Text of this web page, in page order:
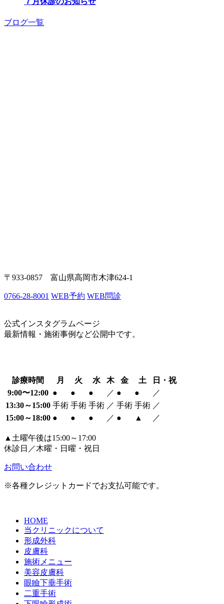
ブログ一覧
〒933-0857 富山県高岡市木津624-1
0766-28-8001 WEB予約 WEB問診
公式インスタグラムページ
最新情報・施術事例など公開中です。
診療時間 月 火 水 木 金 土
日・祝
9:00〜12:00 ● ● ● ／ ● ●
／
13:30～15:00 手術 手術 手術 ／ 手術 手術 ／
15:00～18:00 ● ● ● ／ ● ▲ ／
▲土曜午後は15:00～17:00
休診日／木曜・日曜・祝日
お問い合わせ
※各種クレジットカードでお支払可能です。
HOME
当クリニックについて
形成外科
皮膚科
施術メニュー
美容皮膚科
眼瞼下垂手術
二重手術